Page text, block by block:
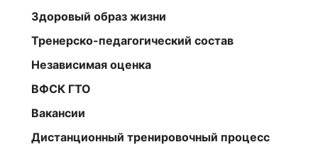
Здоровый образ жизни
Тренерско-педагогический состав
Независимая оценка
ВФСК ГТО
Вакансии
Дистанционный тренировочный процесс